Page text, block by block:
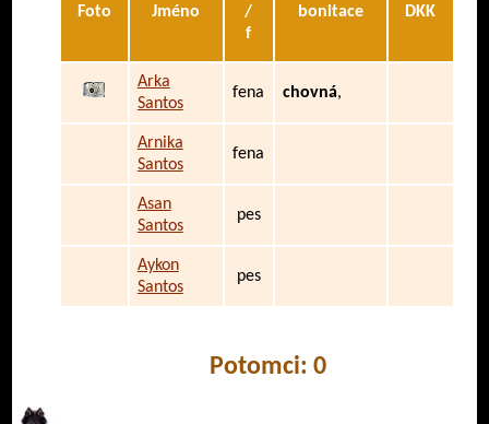
Foto Jméno
/
f
bonitace DKK
Arka
Santos
fena chovná,
Arnika
Santos
fena
Asan
Santos
pes
Aykon
Santos
pes
Potomci: 0